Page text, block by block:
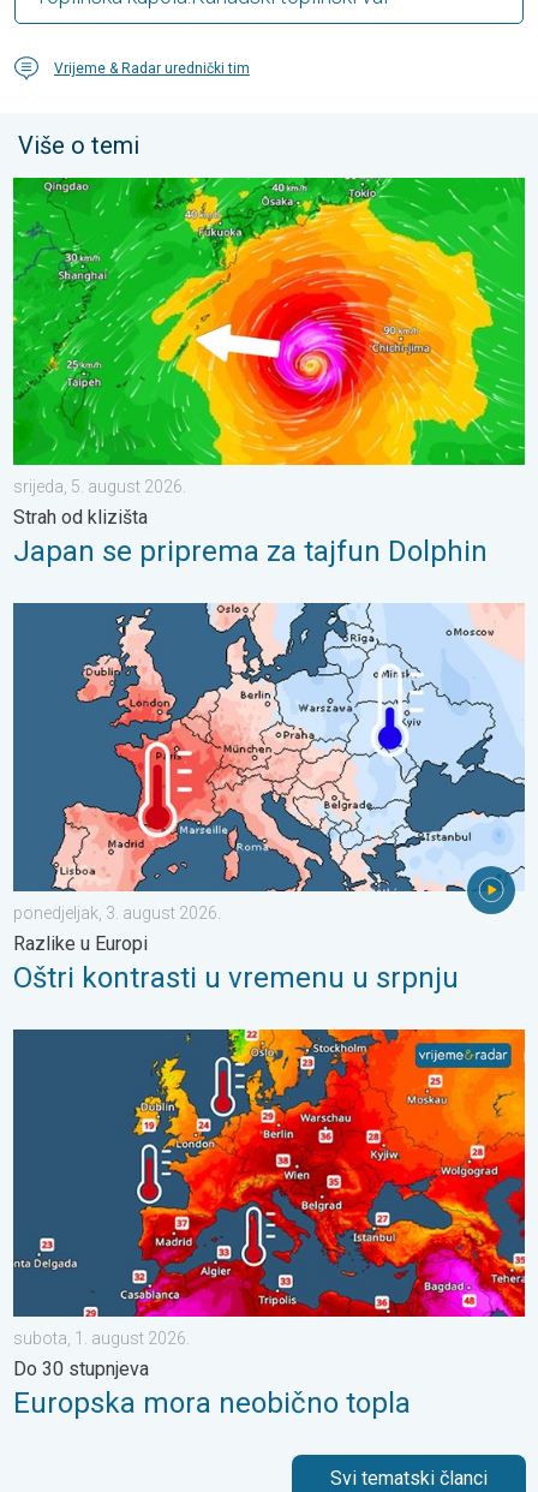
Vrijeme & Radar urednički tim
Više o temi
Japan se priprema za tajfun Dolphin. Strah od klizišta. . .
srijeda, 5. august 2026.
Strah od klizišta
Japan se priprema za tajfun Dolphin
Oštri kontrasti u vremenu u srpnju. Razlike u Europi. . .
ponedjeljak, 3. august 2026.
Razlike u Europi
Oštri kontrasti u vremenu u srpnju
Europska mora neobično topla. Do 30 stupnjeva. . . subota,
subota, 1. august 2026.
Do 30 stupnjeva
Europska mora neobično topla
Svi tematski članci